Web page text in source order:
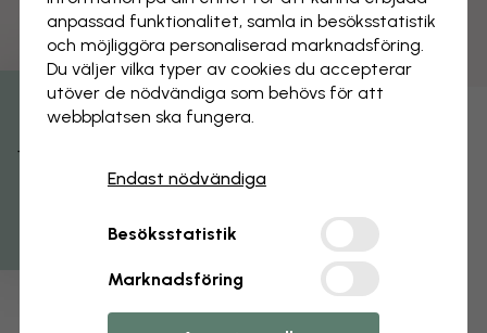
Få 15% rabatt
anpassad funktionalitet, samla in besöks­statistik
och möjliggöra personaliserad marknads­föring.
Du väljer vilka typer av cookies du accepterar
utöver de nödvändiga som behövs för att
webbplatsen ska fungera.
Endast nödvändiga
Besöksstatistik
Marknadsföring